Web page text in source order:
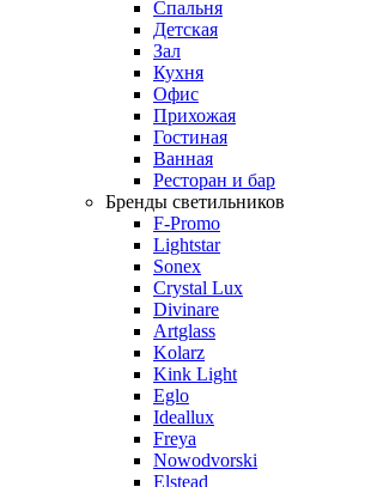
Спальня
Детская
Зал
Кухня
Офис
Прихожая
Гостиная
Ванная
Ресторан и бар
Бренды светильников
F-Promo
Lightstar
Sonex
Crystal Lux
Divinare
Artglass
Kolarz
Kink Light
Eglo
Ideallux
Freya
Nowodvorski
Elstead